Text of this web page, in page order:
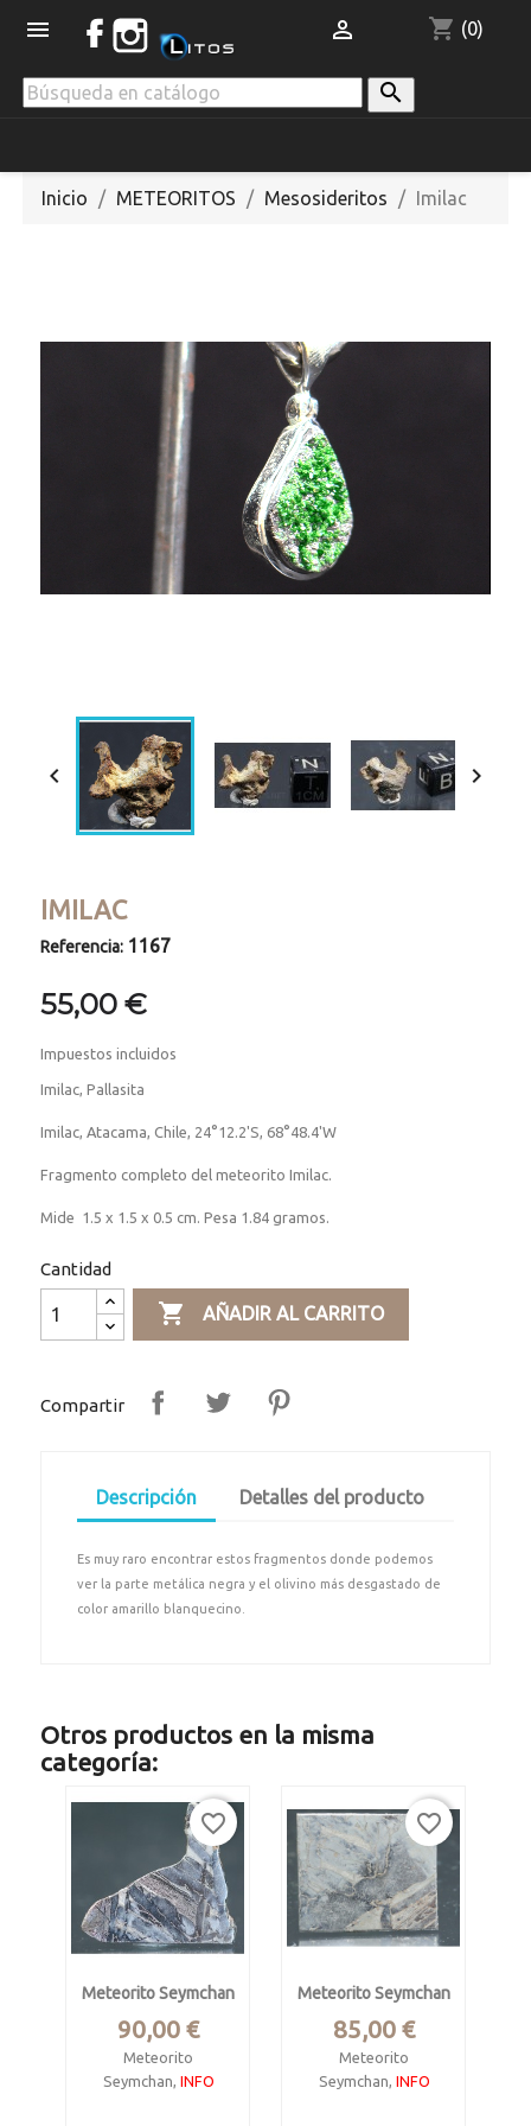
 shopping_cart (0)


Inicio METEORITOS Mesosideritos Imilac
 
IMILAC
Referencia: 1167
55,00 €
Impuestos incluidos
Imilac, Pallasita
Imilac, Atacama, Chile, 24°12.2'S, 68°48.4'W
Fragmento completo del meteorito Imilac.
Mide 1.5 x 1.5 x 0.5 cm. Pesa 1.84 gramos.
Cantidad
 AÑADIR AL CARRITO
Compartir
Descripción Detalles del producto
Es muy raro encontrar estos fragmentos donde podemos
ver la parte metálica negra y el olivino más desgastado de
color amarillo blanquecino.
Otros productos en la misma
categoría:
Meteorito Seymchan
Precio
90,00 €
Meteorito
Seymchan, INFO
favorite_border
Meteorito Seymchan
Precio
85,00 €
Meteorito
Seymchan, INFO
favorite_border